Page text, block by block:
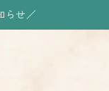
らせ／